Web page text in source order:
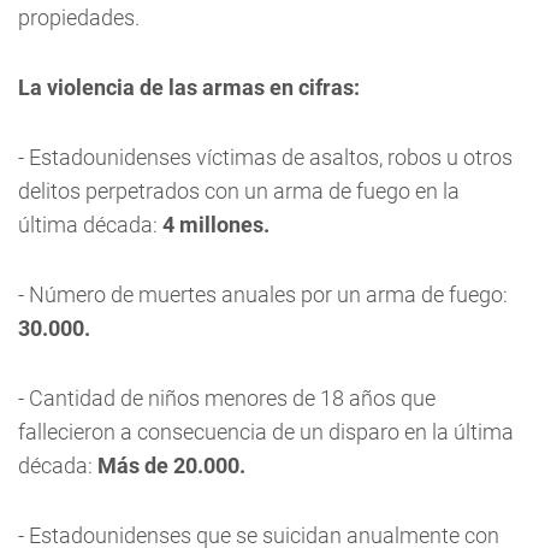
propiedades.
La violencia de las armas en cifras:
- Estadounidenses víctimas de asaltos, robos u otros
delitos perpetrados con un arma de fuego en la
última década: 4 millones.
- Número de muertes anuales por un arma de fuego:
30.000.
- Cantidad de niños menores de 18 años que
fallecieron a consecuencia de un disparo en la última
década: Más de 20.000.
- Estadounidenses que se suicidan anualmente con